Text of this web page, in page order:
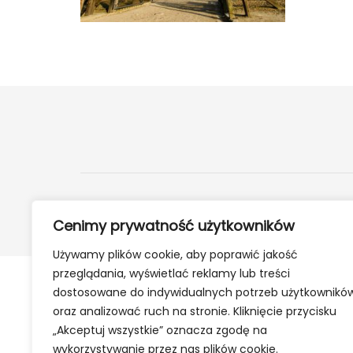
Cenimy prywatność użytkowników
Używamy plików cookie, aby poprawić jakość
przeglądania, wyświetlać reklamy lub treści
dostosowane do indywidualnych potrzeb
oraz analizować ruch na stronie. Kliknięcie przycisku
„Akceptuj wszystkie” oznacza zgodę na
wykorzystywanie przez nas plików cookie.